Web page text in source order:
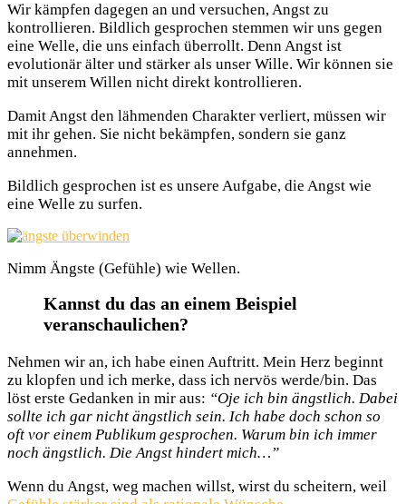
Wir kämpfen dagegen an und versuchen, Angst zu
kontrollieren. Bildlich gesprochen stemmen wir uns gegen
eine Welle, die uns einfach überrollt. Denn Angst ist
evolutionär älter und stärker als unser Wille. Wir können sie
mit unserem Willen nicht direkt kontrollieren.
Damit Angst den lähmenden Charakter verliert, müssen wir
mit ihr gehen. Sie nicht bekämpfen, sondern sie ganz
annehmen.
Bildlich gesprochen ist es unsere Aufgabe, die Angst wie
eine Welle zu surfen.
Nimm Ängste (Gefühle) wie Wellen.
Kannst du das an einem Beispiel
veranschaulichen?
Nehmen wir an, ich habe einen Auftritt. Mein Herz beginnt
zu klopfen und ich merke, dass ich nervös werde/bin. Das
löst erste Gedanken in mir aus: “Oje ich bin ängstlich. Dabei
sollte ich gar nicht ängstlich sein. Ich habe doch schon so
oft vor einem Publikum gesprochen. Warum bin ich immer
noch ängstlich. Die Angst hindert mich…”
Wenn du Angst, weg machen willst, wirst du scheitern, weil